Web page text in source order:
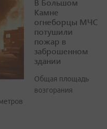
В Большом
Камне
огнеборцы МЧС
потушили
пожар в
заброшенном
здании
Общая площадь
возгорания